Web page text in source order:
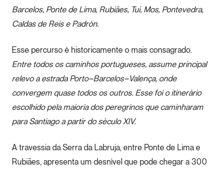
Barcelos, Ponte de Lima, Rubiães, Tuí, Mos, Pontevedra,
Caldas de Reis e Padrón.
Esse percurso é historicamente o mais consagrado.
Entre todos os caminhos portugueses, assume principal
relevo a estrada Porto–Barcelos–Valença, onde
convergem quase todos os outros. Esse foi o itinerário
escolhido pela maioria dos peregrinos que caminharam
para Santiago a partir do século XIV.
A travessia da Serra da Labruja, entre Ponte de Lima e
Rubiães, apresenta um desnível que pode chegar a 300